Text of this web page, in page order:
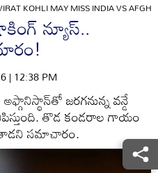
KOHLI MAY MISS INDIA VS
న్యూస్..
| 12:38 PM
జరగనున్న వన్డే
తొడ కండరాల గాయం
సమాచారం.